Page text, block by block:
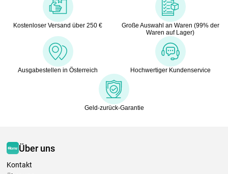
Kostenloser Versand über 250 €
Große Auswahl an Waren (99% der
Waren auf Lager)
Ausgabestellen in Österreich Hochwertiger Kundenservice
Geld-zurück-Garantie
Über uns
Kontakt